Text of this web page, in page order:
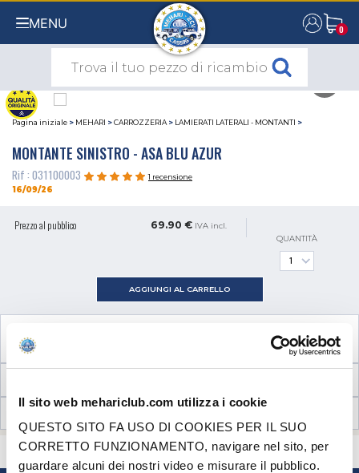
Il sito web mehariclub.com utilizza i cookie
QUESTO SITO FA USO DI COOKIES PER IL SUO
CORRETTO FUNZIONAMENTO, navigare nel sito, per
guardare alcuni dei nostri video e misurare il pubblico.
MENU 0
0
Pagina iniziale > MEHARI >CARROZZERIA > LAMIERATI LATERALI - MONTANTI >
MONTANTE SINISTRO - ASA BLU AZUR
Rif : 031100003
1 recensione
16/09/26
Prezzo al pubblico 69.90 € IVA incl.
QUANTITÀ
AGGIUNGI AL CARRELLO
NECESSARI AL MONTAGGIO
HAI DELLE DOMANDE? BISOGNO DI AIUTO? CONTATTACI